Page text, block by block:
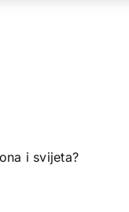
i svijeta?